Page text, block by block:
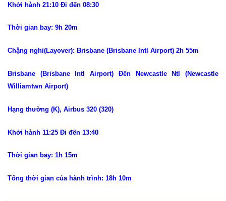
Khởi hành 21:10 Đi đến 08:30
Thời gian bay: 9h 20m
Chặng nghỉ(Layover): Brisbane (Brisbane Intl Airport) 2h 55m
Brisbane (Brisbane Intl Airport) Đến Newcastle Ntl (Newcastle
Williamtwn Airport)
Hạng thường (K), Airbus 320 (320)
Khởi hành 11:25 Đi đến 13:40
Thời gian bay: 1h 15m
Tổng thời gian của hành trình: 18h 10m